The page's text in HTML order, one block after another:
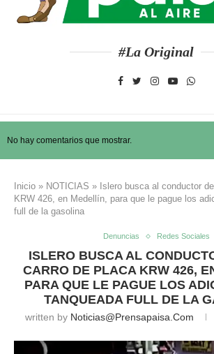
#La Original
No hay comentarios que mostrar.
Inicio » NOTICIAS » Islero busca al conductor
KRW 426, en Medellín, para que le pague los
full de la gasolina
Denuncias Redes Sociales
ISLERO BUSCA AL
CARRO DE PLACA KRW 426,
PARA QUE LE PAGUE LOS
TANQUEADA FULL DE LA
written by Noticias@prensapaisa.com